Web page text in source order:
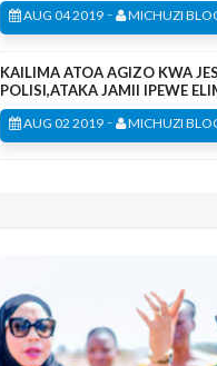
AUG 04 2019 - MICHUZI
KAILIMA ATOA AGIZO KWA
POLISI,ATAKA JAMII IPEWE
AUG 02 2019 - MICHUZI